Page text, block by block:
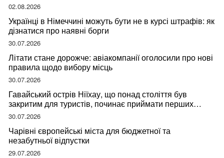
02.08.2026
Українці в Німеччині можуть бути не в курсі штрафів: як
дізнатися про наявні борги
30.07.2026
Літати стане дорожче: авіакомпанії оголосили про нові
правила щодо вибору місць
30.07.2026
Гавайський острів Ніїхау, що понад століття був
закритим для туристів, починає приймати перших
відвідувачів
30.07.2026
Чарівні європейські міста для бюджетної та
незабутньої відпустки
29.07.2026